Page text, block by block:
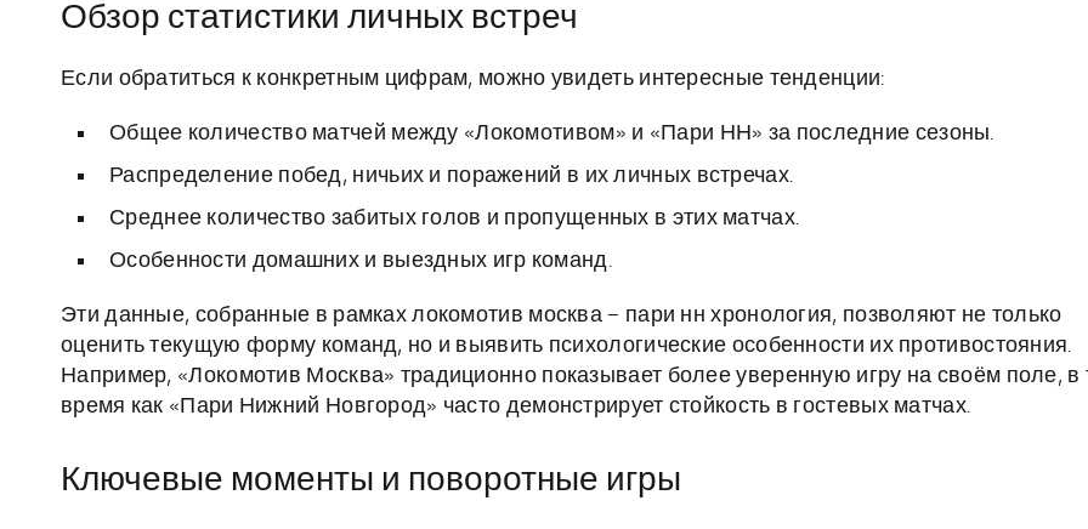
Обзор статистики личных встреч
Если обратиться к конкретным цифрам, можно увидеть интересные тенденции:
Общее количество матчей между «Локомотивом» и «Пари НН» за последние сезоны.
Распределение побед, ничьих и поражений в их личных встречах.
Среднее количество забитых голов и пропущенных в этих матчах.
Особенности домашних и выездных игр команд.
Эти данные, собранные в рамках локомотив москва – пари нн хронология, позволяют не только
оценить текущую форму команд, но и выявить психологические особенности их противостояния.
Например, «Локомотив Москва» традиционно показывает более уверенную игру на своём поле, в
время как «Пари Нижний Новгород» часто демонстрирует стойкость в гостевых матчах.
Ключевые моменты и поворотные игры